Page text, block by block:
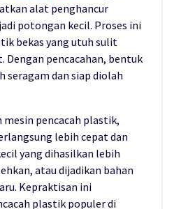
alat penghancur
potongan kecil. Proses ini
bekas yang utuh sulit
Dengan pencacahan, bentuk
seragam dan siap diolah
mesin pencacah plastik,
lebih cepat dan
yang dihasilkan lebih
atau dijadikan bahan
Kepraktisan ini
plastik populer di